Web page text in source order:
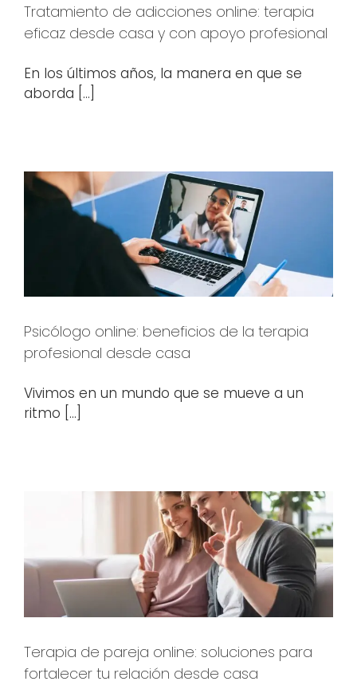
Tratamiento de adicciones online: terapia
eficaz desde casa y con apoyo profesional
En los últimos años, la manera en que se
aborda [...]
Psicólogo online: beneficios de la terapia
profesional desde casa
Vivimos en un mundo que se mueve a un
ritmo [...]
Terapia de pareja online: soluciones para
fortalecer tu relación desde casa